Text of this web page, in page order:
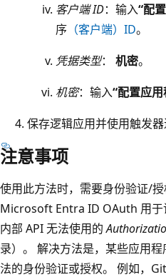
客户端 ID：输入“配
序 （客户端）ID。
凭据类型： 机密。
机密：输入“配置应
保存逻辑应用并使用触发器
注意事项
使用此方法时，需要身份验证/
Microsoft Entra ID OAuth 用于
内部 API 无法使用的
录）。 解决方法是，某些应用
法的身份验证或授权。 例如，